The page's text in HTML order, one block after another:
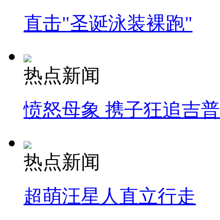
直击"圣诞泳装裸跑"
热点新闻
愤怒母象 携子狂追吉
热点新闻
超萌汪星人直立行走